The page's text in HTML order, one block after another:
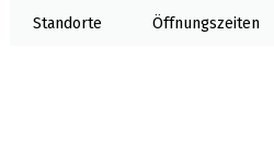
Standorte Öffnung